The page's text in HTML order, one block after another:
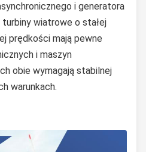
i generatora
wiatrowe o stałej
prędkości mają pewne
i maszyn
obie wymagają stabilnej
warunkach.